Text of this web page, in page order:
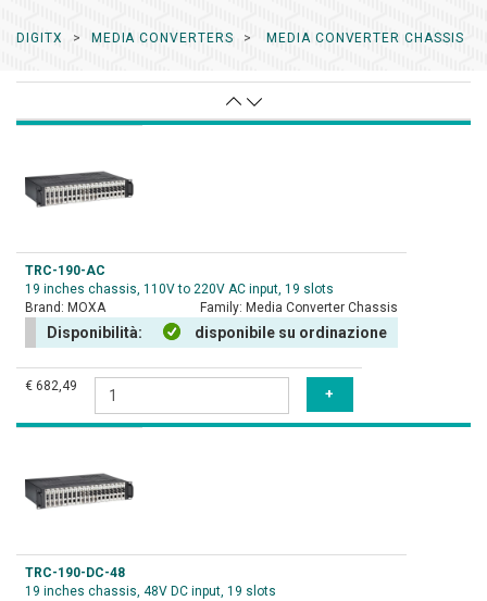
DIGITX MEDIA CONVERTERS MEDIA CONVERTER CHASSIS
TRC-190-AC
19 inches chassis, 110V to 220V AC input, 19 slots
Brand: MOXA Family: Media Converter Chassis
Disponibilità: disponibile su ordinazione
€ 682,49
TRC-190-DC-48
19 inches chassis, 48V DC input, 19 slots